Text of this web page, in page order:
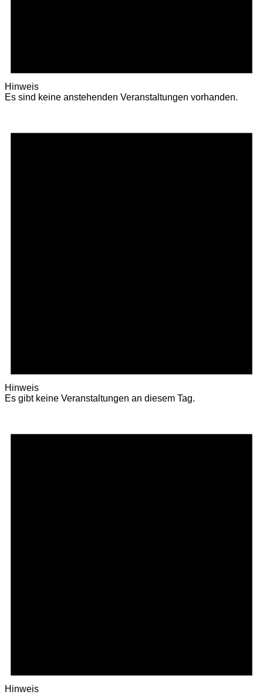
Hinweis
Es sind keine anstehenden Veranstaltungen vorhanden.
Hinweis
Es gibt keine Veranstaltungen an diesem Tag.
Hinweis